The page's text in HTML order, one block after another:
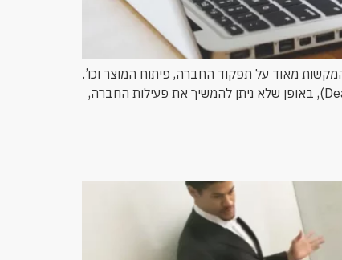
מאוד על תפקוד החברה, פיתוח המוצר וכו’.
לעיתים, יש בכוחן של מחלוקות וסכסוכים אלו כדי להביא את החברה למצב של קיפאון או מבוי סתום (או בשפה המקצועית: Deadlock), באופן שלא ניתן להמשיך את פעילות החברה,